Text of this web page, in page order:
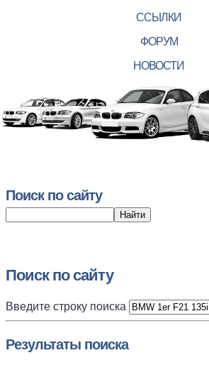
ССЫЛКИ
ФОРУМ
НОВОСТИ
Поиск по сайту
Поиск по сайту
Введите строку поиска
Результаты поиска